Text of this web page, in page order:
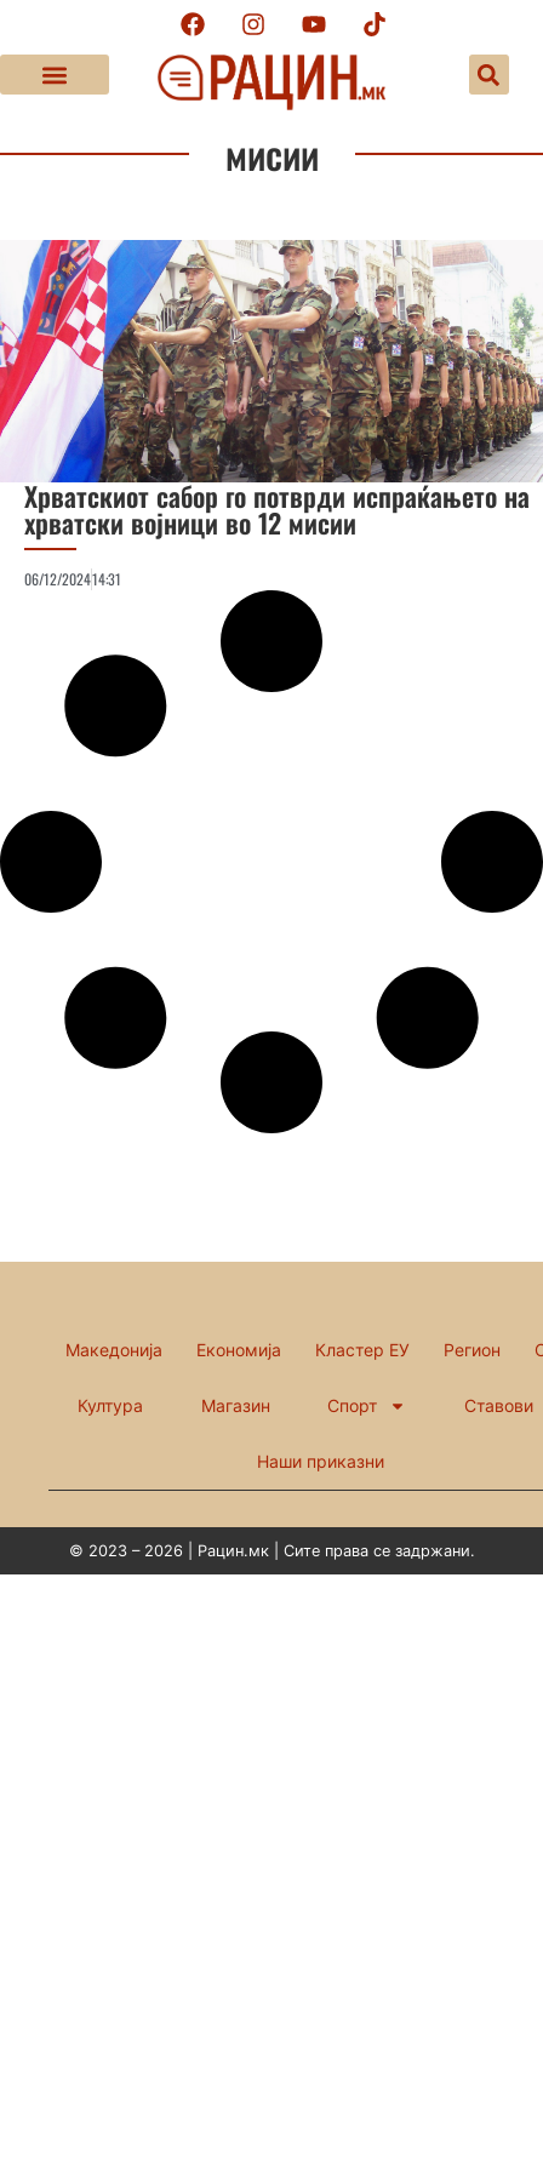
мисии
Хрватскиот сабор го потврди испраќањето на
хрватски војници во 12 мисии
06/12/202414:31
Македонија Економија Кластер ЕУ Регион
Култура Магазин Спорт Ставови
Наши приказни
© 2023 – 2026 | Рацин.мк | Сите права се задржани.